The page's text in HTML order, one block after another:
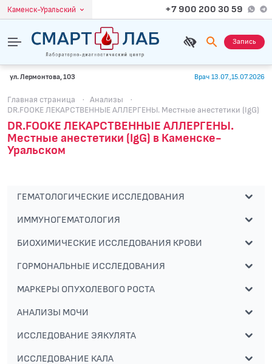
Каменск-Уральский +7 900 200 30 59
Запись
ул. Лермонтова, 103 Врач 13.07.,15.07.2026
Главная страница · Анализы
·
DR.FOOKE ЛЕКАРСТВЕННЫЕ АЛЛЕРГЕНЫ. Местные анестетики (IgG)
DR.FOOKE ЛЕКАРСТВЕННЫЕ АЛЛЕРГЕНЫ.
Местные анестетики (IgG) в Каменске-
Уральском
ГЕМАТОЛОГИЧЕСКИЕ ИССЛЕДОВАНИЯ
ИММУНОГЕМАТОЛОГИЯ
БИОХИМИЧЕСКИЕ ИССЛЕДОВАНИЯ КРОВИ
ГОРМОНАЛЬНЫЕ ИССЛЕДОВАНИЯ
МАРКЕРЫ ОПУХОЛЕВОГО РОСТА
АНАЛИЗЫ МОЧИ
ИССЛЕДОВАНИЕ ЭЯКУЛЯТА
ИССЛЕДОВАНИЕ КАЛА